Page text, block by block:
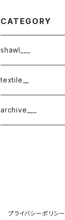
CATEGORY
shawl___
cotton
border
cotton × wool
textile__
織物
archive___
プライバシーポリシー